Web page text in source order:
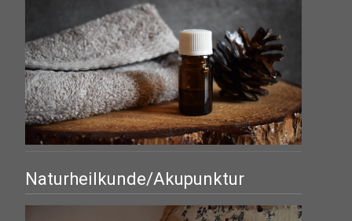
Naturheilkunde/Akupunktur